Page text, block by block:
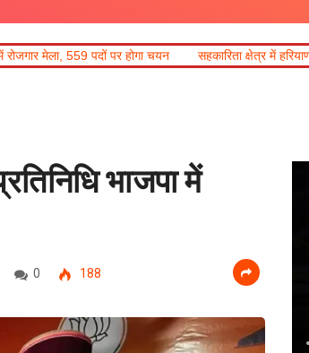
चयन सहकारिता क्षेत्र में हरियाणा के नवाचार अपनाएगा
भाजपा में
0 188